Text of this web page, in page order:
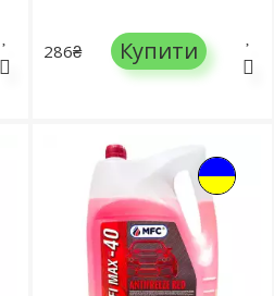
286₴ Купити